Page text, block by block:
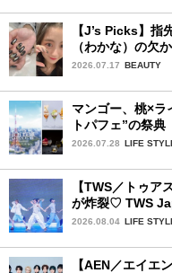
【J’s Picks】
（わかな）の欠
ルーティーン〉
2026.07.17 BEAUTY
マンゴー、桃×
トパフェ”の祭
House』
2026.07.28 LIFE
【TWS／トゥア
が炸裂♡ TWS
記念SPECIAL
2026.08.04 LIFE
【AEN／エイエ